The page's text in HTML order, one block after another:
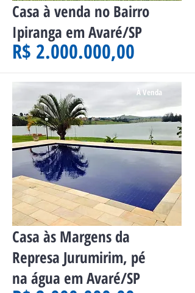
Casa à venda no Bairro
Ipiranga em Avaré/SP
R$ 2.000.000,00
À Venda
Casa às Margens da
Represa Jurumirim, pé
na água em Avaré/SP